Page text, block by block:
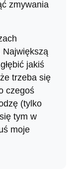
zmywania
Największą
jakiś
trzeba się
czegoś
(tylko
tym w
moje